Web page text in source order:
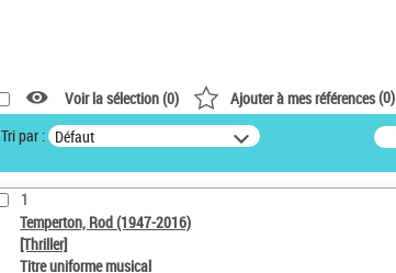
Voir la sélection (0) Ajouter à mes références(0)
Tri par : Défaut
1
Temperton, Rod (1947-2016)
[Thriller]
Titre uniforme musical